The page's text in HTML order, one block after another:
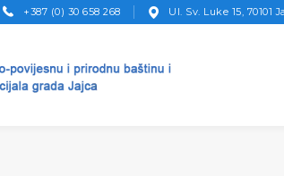
+387 (0) 30 658 268 Ul. Sv. Luke 15, 70101